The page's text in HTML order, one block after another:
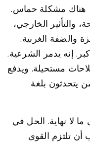
هناك مشكلة حماس.
والتأثير الخارجي،
والضفة الغربية.
إنه يدمر الشرعية.
مستحيلة. ويدفع
يتحدثون بلغة
لا نهاية. الحل في
تلتزم القوى